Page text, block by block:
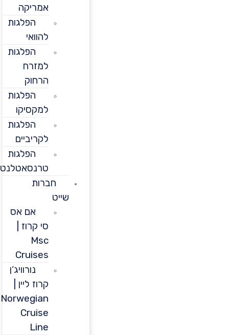
אמריקה
הפלגות
הפלגות
למזרח
הרחוק
הפלגות
למקסיקו
הפלגות
לקריביים
הפלגות
טרנסאטלנטיות
חברות
אם אס
סי קרוז |
Cruises
נורוויג’ן
קרוז ליין |
Norwegian
Cruise